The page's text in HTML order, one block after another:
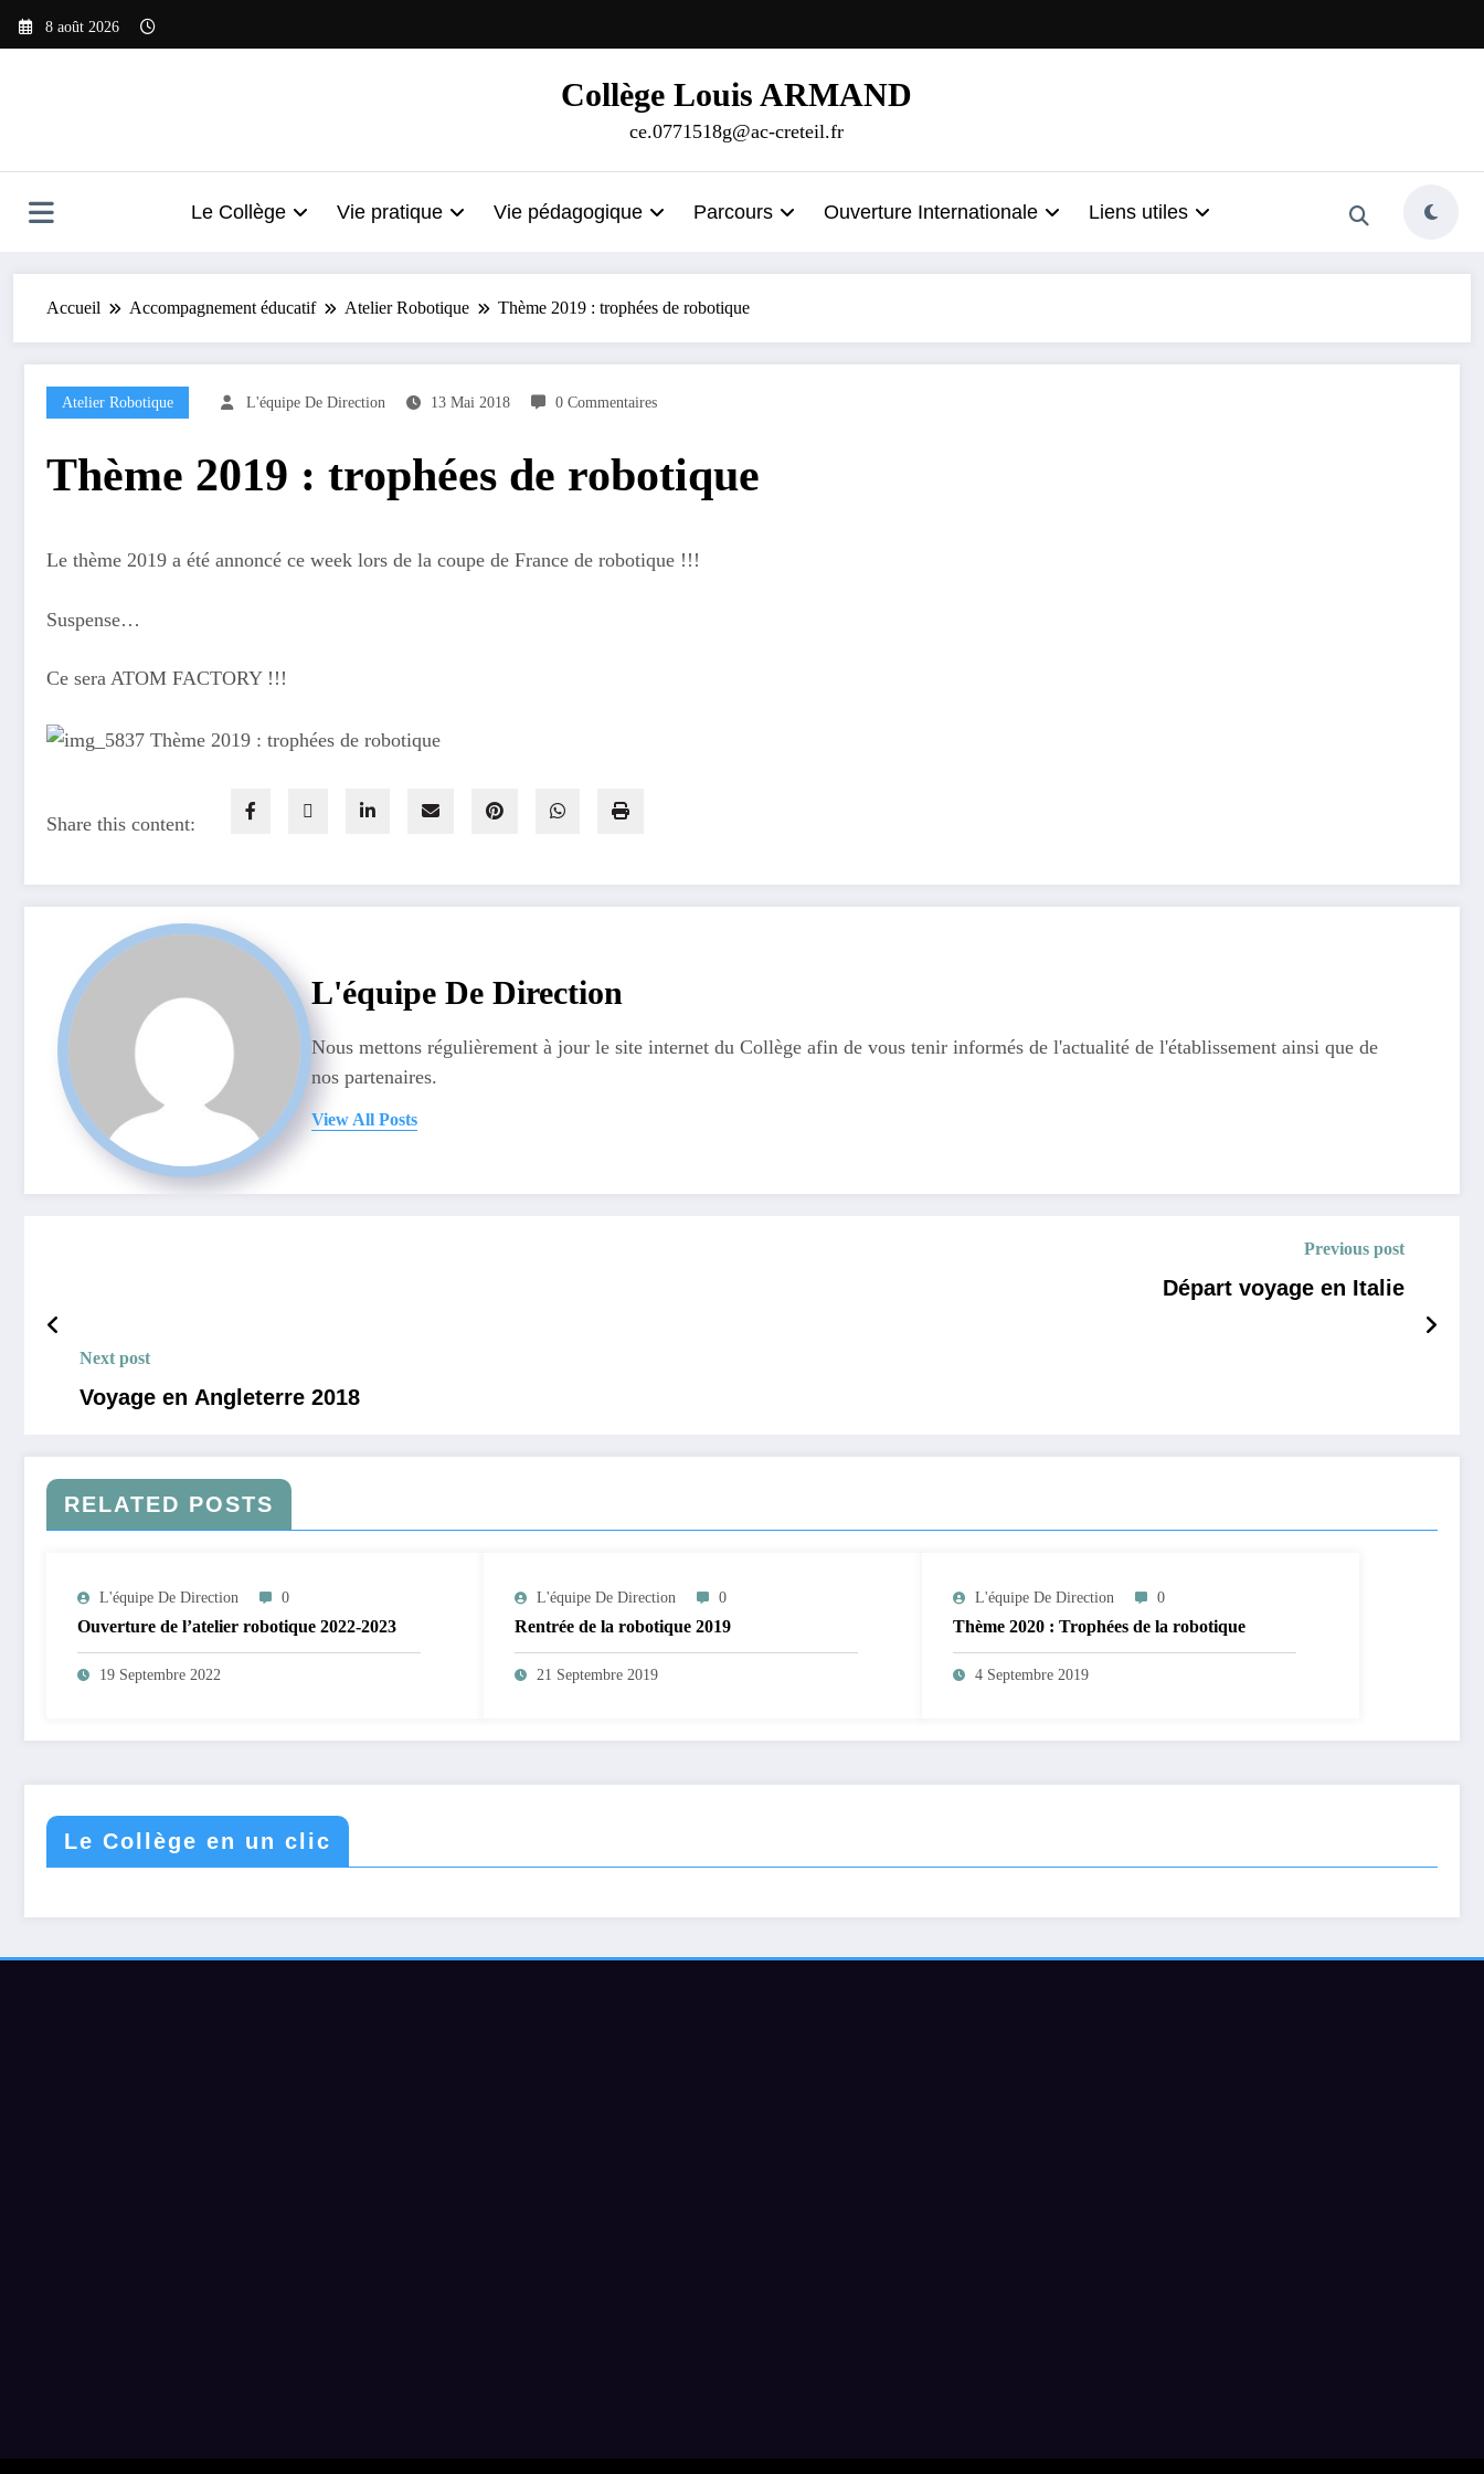
8 août 2026
Collège Louis ARMAND
ce.0771518g@ac-creteil.fr
Le Collège Vie pratique Vie pédagogique Parcours Ouverture Internationale Liens utiles
Accueil Accompagnement éducatif Atelier Robotique Thème 2019 : trophées de robotique
Atelier Robotique L'équipe De Direction 13 Mai 2018 0 Commentaires
Thème 2019 : trophées de robotique
Le thème 2019 a été annoncé ce week lors de la coupe de France de robotique !!!
Suspense…
Ce sera ATOM FACTORY !!!
Share this content:
L'équipe De Direction
Nous mettons régulièrement à jour le site internet du Collège afin de vous tenir informés de l'actualité de l'établissement ainsi que de
nos partenaires.
View All Posts
Previous post
Départ voyage en Italie
Next post
Voyage en Angleterre 2018
RELATED POSTS
L'équipe De Direction 0
Ouverture de l’atelier robotique 2022-2023
19 Septembre 2022
L'équipe De Direction 0
Rentrée de la robotique 2019
21 Septembre 2019
L'équipe De Direction 0
Thème 2020 : Trophées de la robotique
4 Septembre 2019
Le Collège en un clic